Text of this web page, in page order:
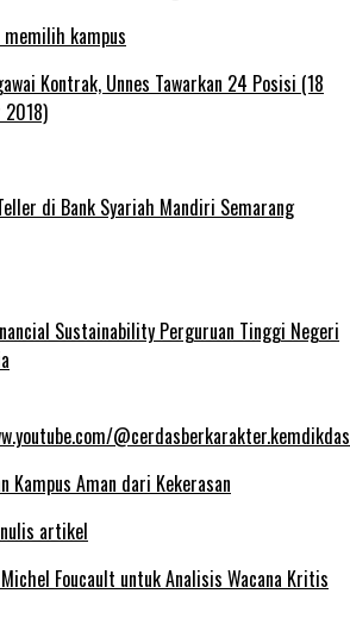
Kontrak, Unnes Tawarkan 24 Posisi (18
2018)
di Bank Syariah Mandiri Semarang
Sustainability Perguruan Tinggi Negeri
Kampus Aman dari Kekerasan
Foucault untuk Analisis Wacana Kritis